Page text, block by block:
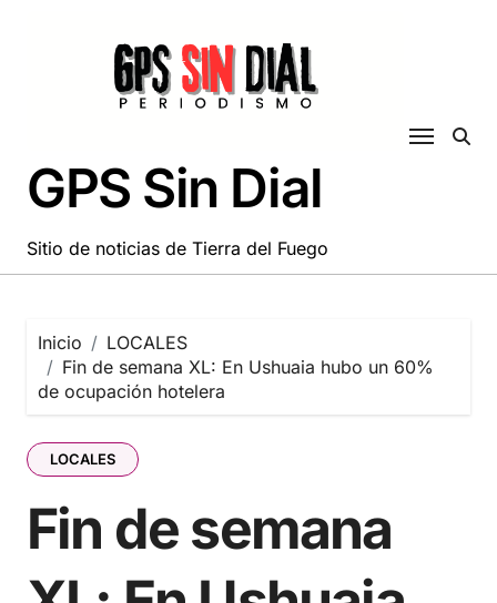
GPS Sin Dial
Sitio de noticias de Tierra del Fuego
Inicio
LOCALES
Fin de semana XL: En Ushuaia hubo un 60%
de ocupación hotelera
LOCALES
Fin de semana